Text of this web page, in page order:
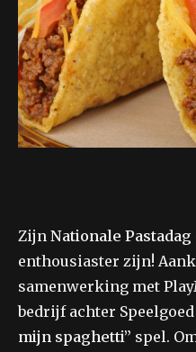
Zijn Nationale Pastadag
enthousiaster zijn!
samenwerking met
bedrijf achter Speelgoed
mijn spaghetti” spel.